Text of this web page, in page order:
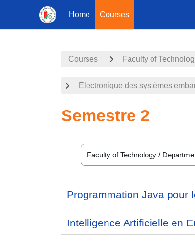
Home Courses
Courses Faculty of
Electronique des systèmes
Semestre 2
Course categories
Programmation Java pour
Intelligence Artificielle en